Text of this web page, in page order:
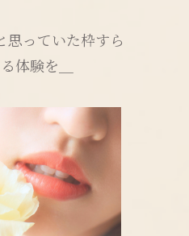
思っていた枠すら
体験を＿